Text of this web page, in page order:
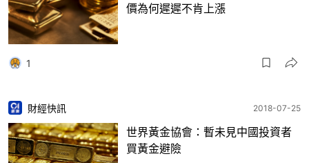
價為何遲遲不肯上漲
1
財經快訊 2018-07-25
世界黃金協會：暫未見中國投資者
買黃金避險